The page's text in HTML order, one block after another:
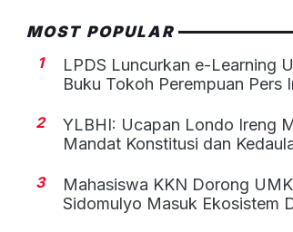
MOST POPULAR
1
LPDS Luncurkan e-Learning
Buku Tokoh Perempuan Pers
2
YLBHI: Ucapan Londo Ireng
Mandat Konstitusi dan
3
Mahasiswa KKN Dorong
Sidomulyo Masuk Ekosistem